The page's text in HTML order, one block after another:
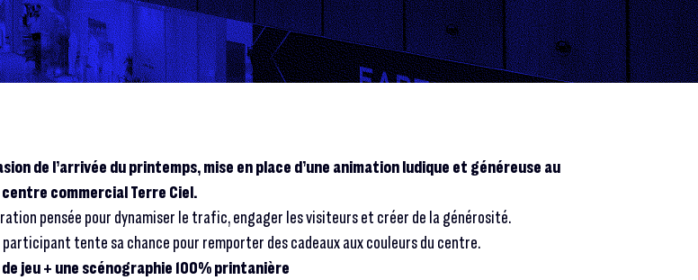
de l’arrivée du printemps, mise en place d’une animation ludique et généreuse au
centre commercial Terre Ciel.
pensée pour dynamiser le trafic, engager les visiteurs et créer de la générosité.
participant tente sa chance pour remporter des cadeaux aux couleurs du centre.
jeu + une scénographie 100% printanière